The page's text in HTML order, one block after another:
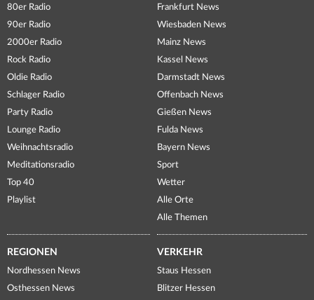
80er Radio
90er Radio
2000er Radio
Rock Radio
Oldie Radio
Schlager Radio
Party Radio
Lounge Radio
Weihnachtsradio
Meditationsradio
Top 40
Playlist
Frankfurt News
Wiesbaden News
Mainz News
Kassel News
Darmstadt News
Offenbach News
Gießen News
Fulda News
Bayern News
Sport
Wetter
Alle Orte
Alle Themen
REGIONEN
Nordhessen News
Osthessen News
VERKEHR
Staus Hessen
Blitzer Hessen